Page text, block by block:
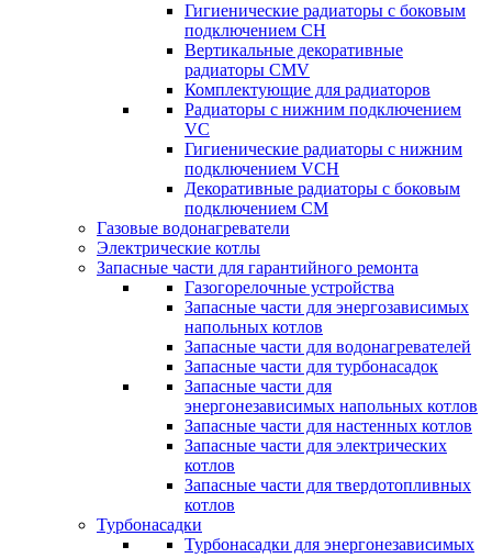
Гигиенические радиаторы c боковым
подключением CH
Вертикальные декоративные
радиаторы CMV
Комплектующие для радиаторов
Радиаторы c нижним подключением
VC
Гигиенические радиаторы c нижним
подключением VCH
Декоративные радиаторы с боковым
подключением CM
Газовые водонагреватели
Электрические котлы
Запасные части для гарантийного ремонта
Газогорелочные устройства
Запасные части для энергозависимых
напольных котлов
Запасные части для водонагревателей
Запасные части для турбонасадок
Запасные части для
энергонезависимых напольных котлов
Запасные части для настенных котлов
Запасные части для электрических
котлов
Запасные части для твердотопливных
котлов
Турбонасадки
Турбонасадки для энергонезависимых